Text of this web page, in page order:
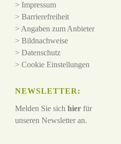
> Impressum
> Barrierefreiheit
> Angaben zum Anbieter
> Bildnachweise
> Datenschutz
> Cookie Einstellungen
NEWSLETTER:
Melden Sie sich hier für
unseren Newsletter an.